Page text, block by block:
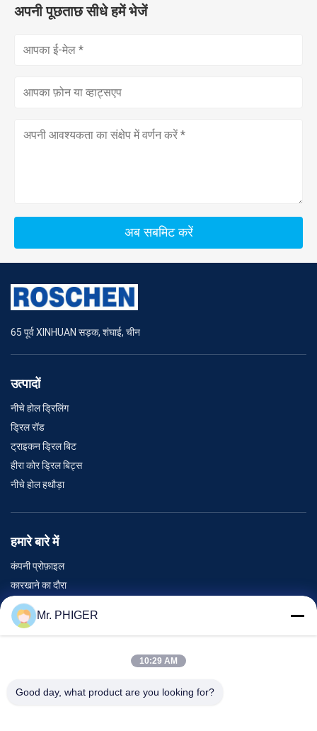
अपनी पूछताछ सीधे हमें भेजें
अब सबमिट करें
65 पूर्व XINHUAN सड़क, शंघाई, चीन
उत्पादों
नीचे होल ड्रिलिंग
ड्रिल रॉड
ट्राइकन ड्रिल बिट
हीरा कोर ड्रिल बिट्स
नीचे होल हथौड़ा
हमारे बारे में
कंपनी प्रोफ़ाइल
कारखाने का दौरा
गुणवत्ता नियंत्रण
साइटमैप
घटनाएँ
Mr. PHIGER
10:29 AM
Good day, what product are you looking for?